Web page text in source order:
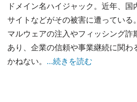
ドメイン名ハイジャック。近年、
サイトなどがその被害に遭っている
マルウェアの注入やフィッシング詐
あり、企業の信頼や事業継続に関わ
かねない。 …続きを読む